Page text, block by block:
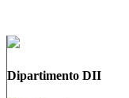
Dipartimento DII